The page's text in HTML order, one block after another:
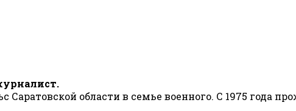
Саратовской области в семье военного. С 1975 года